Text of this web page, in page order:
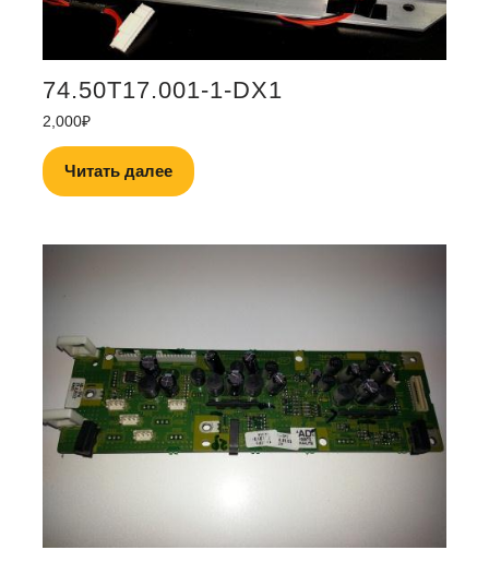
74.50T17.001-1-DX1
2,000₽
Читать далее